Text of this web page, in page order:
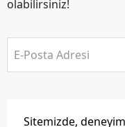
Sitemizde,
olabilirsiniz!
E-Posta Adresi